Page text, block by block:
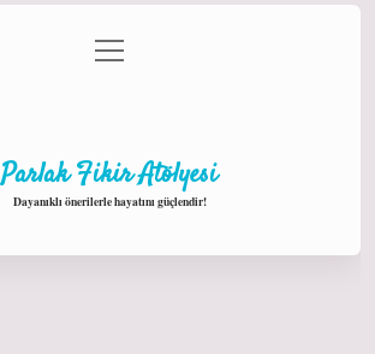
Gizlilik Politikası
menüyü
aç
Parlak Fikir Atölyesi
Dayanıklı önerilerle hayatını güçlendir!